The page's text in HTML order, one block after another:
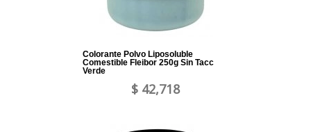
Colorante Polvo Liposoluble
Comestible Fleibor 250g Sin Tacc
Verde
$ 42,718